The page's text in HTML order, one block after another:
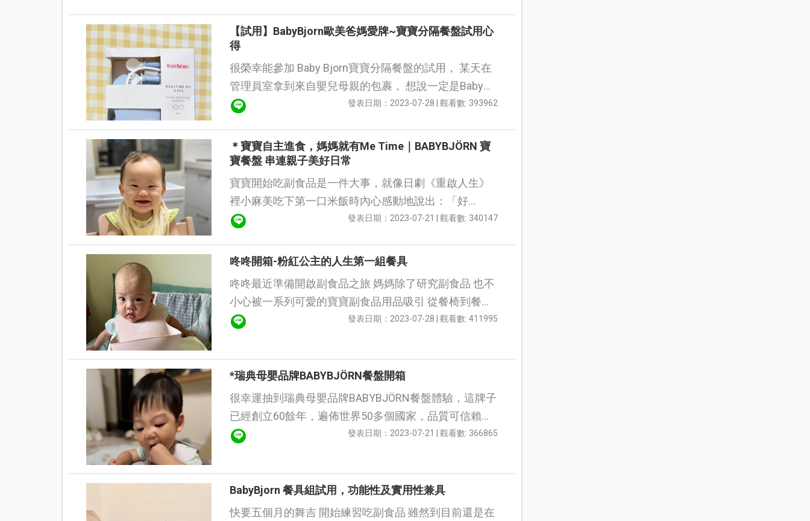
【試用】BabyBjorn歐美爸媽愛牌~寶寶分隔餐盤試用心
得
很榮幸能參加 Baby Bjorn寶寶分隔餐盤的試用， 某天在
管理員室拿到來自嬰兒母親的包裹， 想說一定是Baby
Bjorn寶寶分隔餐盤， 就迫不及待的拿回家開箱！ ...
發表日期：2023-07-28 | 觀看數: 393962
＊寶寶自主進食，媽媽就有Me Time｜BABYBJÖRN 寶
寶餐盤 串連親子美好日常
寶寶開始吃副食品是一件大事，就像日劇《重啟人生》
裡小麻美吃下第一口米飯時內心感動地說出：「好
吃」。 而媽媽們除了用愛心和耐心陪伴寶寶長大，如果
發表日期：2023-07-21 | 觀看數: 340147
咚咚開箱-粉紅公主的人生第一組餐具
咚咚最近準備開啟副食品之旅 媽媽除了研究副食品 也不
小心被一系列可愛的寶寶副食品用品吸引 從餐椅到餐具
～～ 要研究的東西真的好多啊！！ 這次來體...
發表日期：2023-07-28 | 觀看數: 411995
*瑞典母嬰品牌BABYBJÖRN餐盤開箱
很幸運抽到瑞典母嬰品牌BABYBJÖRN餐盤體驗，這牌子
已經創立60餘年，遍佈世界50多個國家，品質可信賴，
台灣代理商是奇哥，門市都可以看到BABYBJÖRN產品，
發表日期：2023-07-21 | 觀看數: 366865
BabyBjorn 餐具組試用，功能性及實用性兼具
快要五個月的舞吉 開始練習吃副食品 雖然到目前還是在